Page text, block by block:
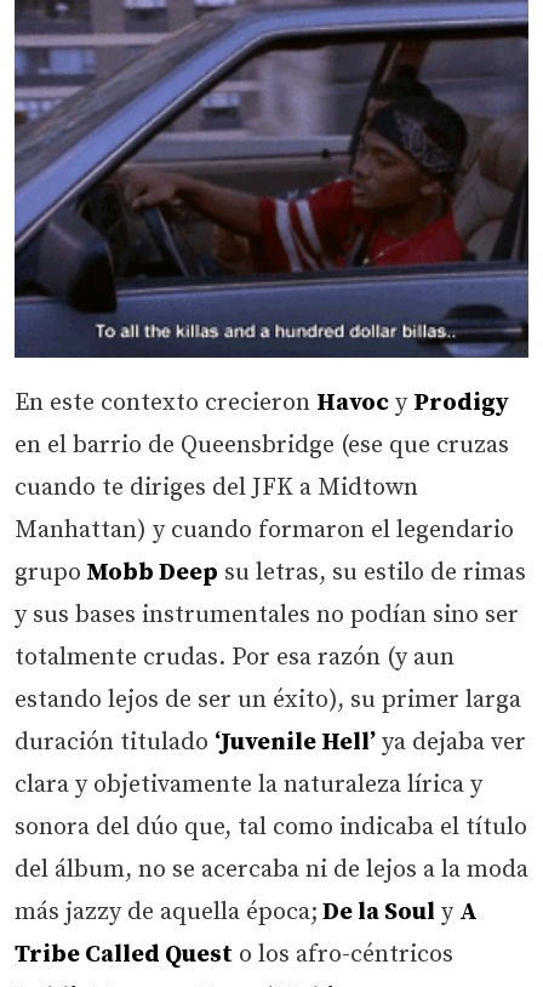
En este contexto crecieron Havoc y Prodigy
en el barrio de Queensbridge (ese que cruzas
cuando te diriges del JFK a Midtown
Manhattan) y cuando formaron el legendario
grupo Mobb Deep su letras, su estilo de rimas
y sus bases instrumentales no podían sino ser
totalmente crudas. Por esa razón (y aun
estando lejos de ser un éxito), su primer larga
duración titulado ‘Juvenile Hell’ ya dejaba ver
clara y objetivamente la naturaleza lírica y
sonora del dúo que, tal como indicaba el título
del álbum, no se acercaba ni de lejos a la moda
más jazzy de aquella época; De la Soul y A
Tribe Called Quest o los afro-céntricos